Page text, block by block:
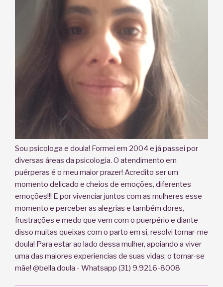
Sou psicologa e doula! Formei em 2004 e já passei por
diversas áreas da psicologia. O atendimento em
puérperas é o meu maior prazer! Acredito ser um
momento delicado e cheios de emoções, diferentes
emoções!!! E por vivenciar juntos com as mulheres esse
momento e perceber as alegrias e também dores,
frustrações e medo que vem com o puerpério e diante
disso muitas queixas com o parto em si, resolvi tornar-me
doula! Para estar ao lado dessa mulher, apoiando a viver
uma das maiores experiencias de suas vidas; o tornar-se
mãe! @bella.doula - Whatsapp (31) 9.9216-8008